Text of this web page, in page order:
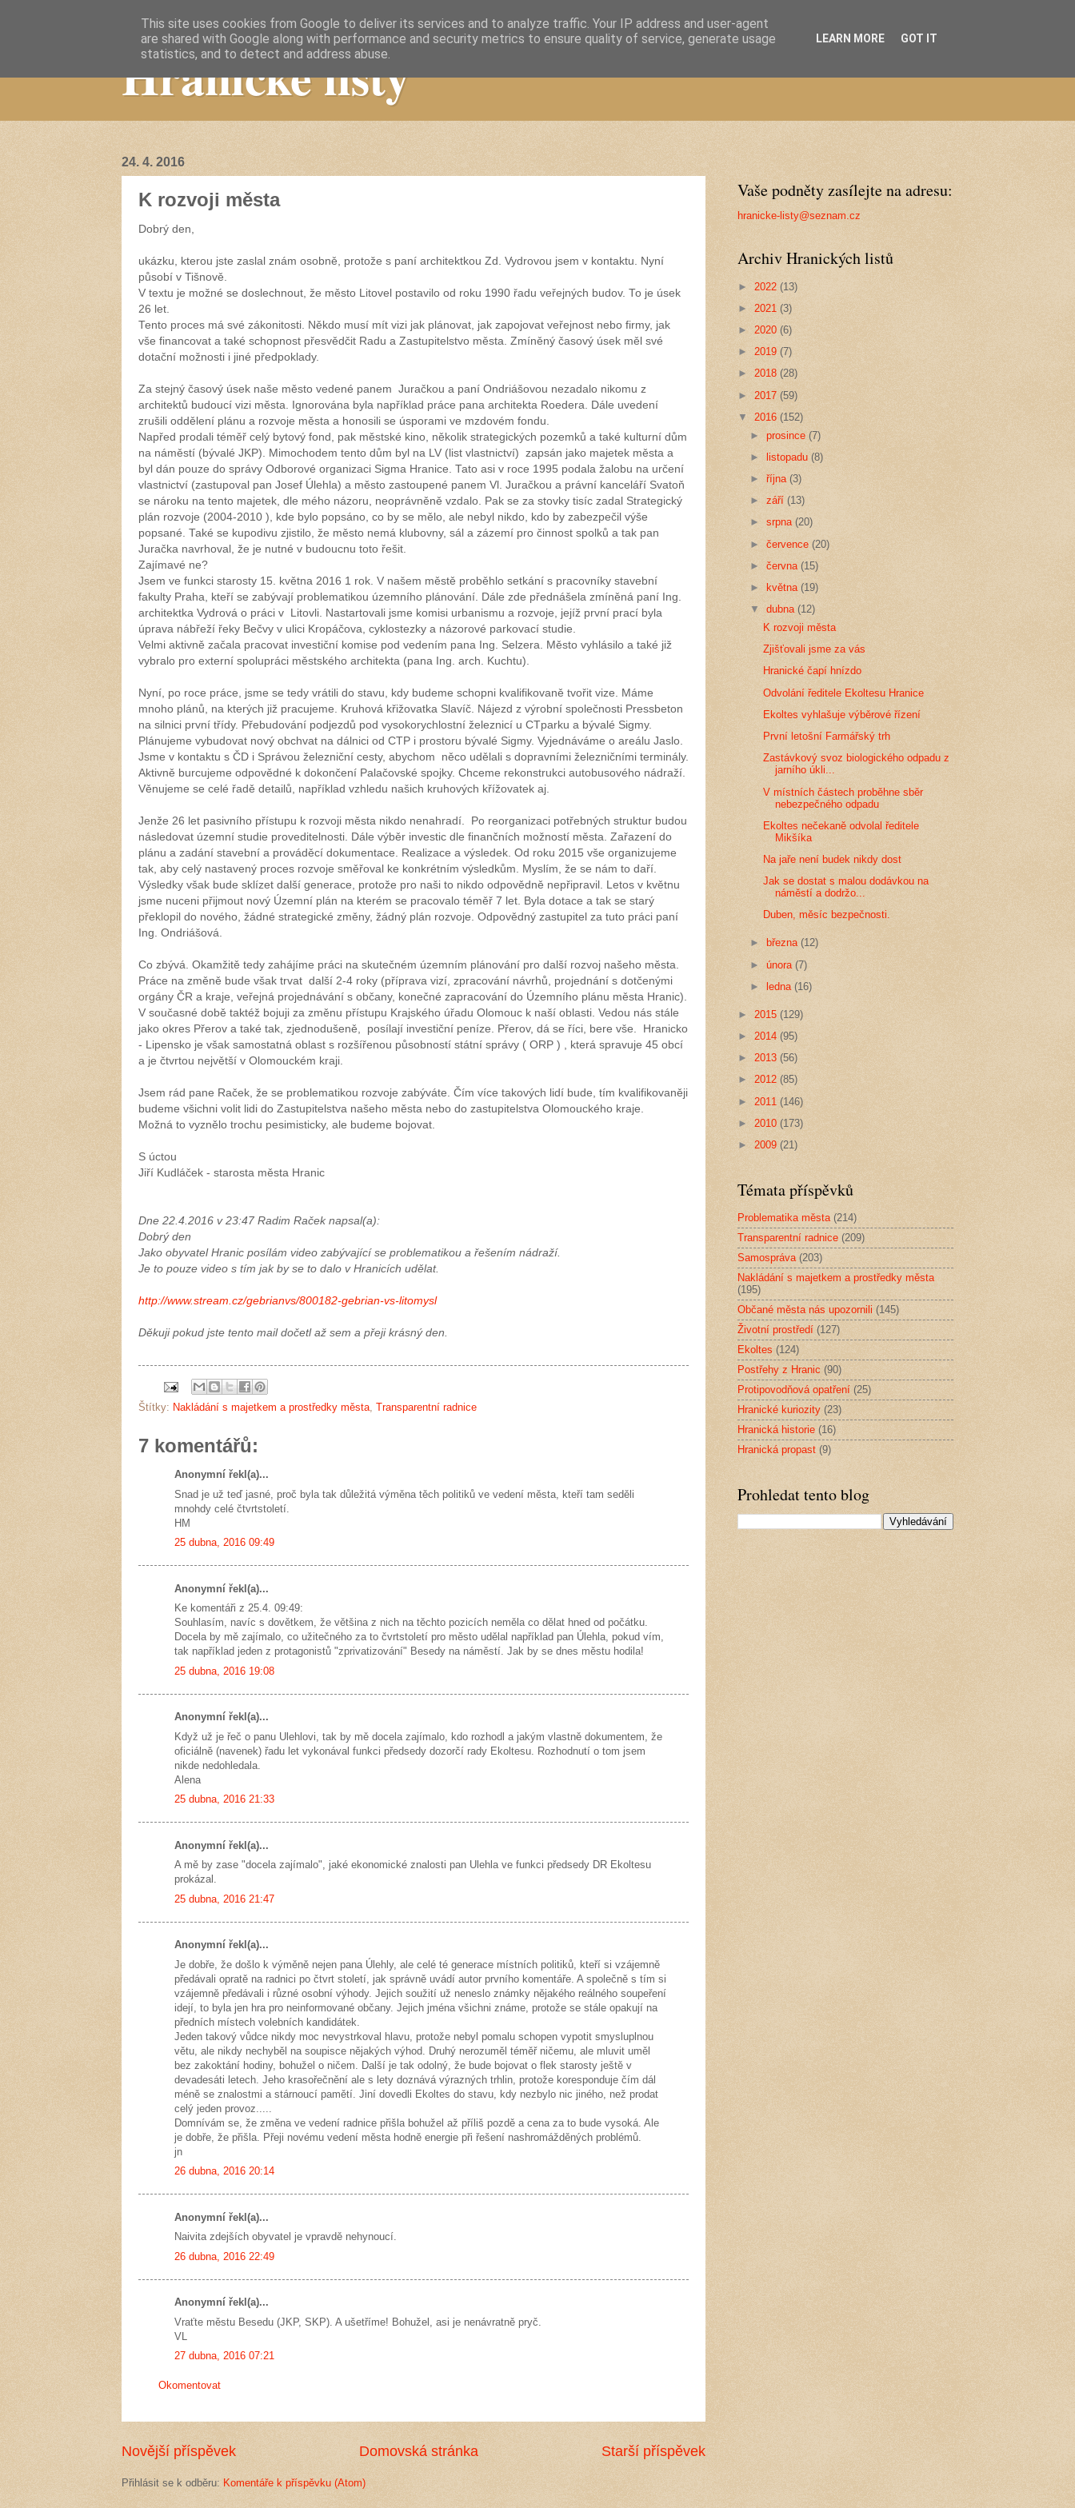
Hranické listy
24. 4. 2016
K rozvoji města
Dobrý den,
ukázku, kterou jste zaslal znám osobně, protože s paní architektkou Zd. Vydrovou jsem v kontaktu. Nyní
působí v Tišnově.
V textu je možné se doslechnout, že město Litovel postavilo od roku 1990 řadu veřejných budov. To je úsek
26 let.
Tento proces má své zákonitosti. Někdo musí mít vizi jak plánovat, jak zapojovat veřejnost nebo firmy, jak
vše financovat a také schopnost přesvědčit Radu a Zastupitelstvo města. Zmíněný časový úsek měl své
dotační možnosti i jiné předpoklady.
Za stejný časový úsek naše město vedené panem Juračkou a paní Ondriášovou nezadalo nikomu z
architektů budoucí vizi města. Ignorována byla například práce pana architekta Roedera. Dále uvedení
zrušili oddělení plánu a rozvoje města a honosili se úsporami ve mzdovém fondu.
Napřed prodali téměř celý bytový fond, pak městské kino, několik strategických pozemků a také kulturní dům
na náměstí (bývalé JKP). Mimochodem tento dům byl na LV (list vlastnictví) zapsán jako majetek města a
byl dán pouze do správy Odborové organizaci Sigma Hranice. Tato asi v roce 1995 podala žalobu na určení
vlastnictví (zastupoval pan Josef Úlehla) a město zastoupené panem Vl. Juračkou a právní kanceláří Svatoň
se nároku na tento majetek, dle mého názoru, neoprávněně vzdalo. Pak se za stovky tisíc zadal Strategický
plán rozvoje (2004-2010 ), kde bylo popsáno, co by se mělo, ale nebyl nikdo, kdo by zabezpečil výše
popsané. Také se kupodivu zjistilo, že město nemá klubovny, sál a zázemí pro činnost spolků a tak pan
Juračka navrhoval, že je nutné v budoucnu toto řešit.
Zajímavé ne?
Jsem ve funkci starosty 15. května 2016 1 rok. V našem městě proběhlo setkání s pracovníky stavební
fakulty Praha, kteří se zabývají problematikou územního plánování. Dále zde přednášela zmíněná paní Ing.
architektka Vydrová o práci v Litovli. Nastartovali jsme komisi urbanismu a rozvoje, jejíž první prací byla
úprava nábřeží řeky Bečvy v ulici Kropáčova, cyklostezky a názorové parkovací studie.
Velmi aktivně začala pracovat investiční komise pod vedením pana Ing. Selzera. Město vyhlásilo a také již
vybralo pro externí spolupráci městského architekta (pana Ing. arch. Kuchtu).
Nyní, po roce práce, jsme se tedy vrátili do stavu, kdy budeme schopni kvalifikovaně tvořit vize. Máme
mnoho plánů, na kterých již pracujeme. Kruhová křižovatka Slavíč. Nájezd z výrobní společnosti Pressbeton
na silnici první třídy. Přebudování podjezdů pod vysokorychlostní železnicí u CTparku a bývalé Sigmy.
Plánujeme vybudovat nový obchvat na dálnici od CTP i prostoru bývalé Sigmy. Vyjednáváme o areálu Jaslo.
Jsme v kontaktu s ČD i Správou železniční cesty, abychom něco udělali s dopravními železničními terminály.
Aktivně burcujeme odpovědné k dokončení Palačovské spojky. Chceme rekonstrukci autobusového nádraží.
Věnujeme se celé řadě detailů, například vzhledu našich kruhových křížovatek aj.
Jenže 26 let pasivního přístupu k rozvoji města nikdo nenahradí. Po reorganizaci potřebných struktur budou
následovat územní studie proveditelnosti. Dále výběr investic dle finančních možností města. Zařazení do
plánu a zadání stavební a prováděcí dokumentace. Realizace a výsledek. Od roku 2015 vše organizujeme
tak, aby celý nastavený proces rozvoje směřoval ke konkrétním výsledkům. Myslím, že se nám to daří.
Výsledky však bude sklízet další generace, protože pro naši to nikdo odpovědně nepřipravil. Letos v květnu
jsme nuceni přijmout nový Územní plán na kterém se pracovalo téměř 7 let. Byla dotace a tak se starý
překlopil do nového, žádné strategické změny, žádný plán rozvoje. Odpovědný zastupitel za tuto práci paní
Ing. Ondriášová.
Co zbývá. Okamžitě tedy zahájíme práci na skutečném územním plánování pro další rozvoj našeho města.
Práce na změně bude však trvat další 2-4 roky (příprava vizí, zpracování návrhů, projednání s dotčenými
orgány ČR a kraje, veřejná projednávání s občany, konečné zapracování do Územního plánu města Hranic).
V současné době taktéž bojuji za změnu přístupu Krajského úřadu Olomouc k naší oblasti. Vedou nás stále
jako okres Přerov a také tak, zjednodušeně, posílají investiční peníze. Přerov, dá se říci, bere vše. Hranicko
- Lipensko je však samostatná oblast s rozšířenou působností státní správy ( ORP ) , která spravuje 45 obcí
a je čtvrtou největší v Olomouckém kraji.
Jsem rád pane Raček, že se problematikou rozvoje zabýváte. Čím více takových lidí bude, tím kvalifikovaněji
budeme všichni volit lidi do Zastupitelstva našeho města nebo do zastupitelstva Olomouckého kraje.
Možná to vyznělo trochu pesimisticky, ale budeme bojovat.
S úctou
Jiří Kudláček - starosta města Hranic
Dne 22.4.2016 v 23:47 Radim Raček napsal(a):
Dobrý den
Jako obyvatel Hranic posílám video zabývající se problematikou a řešením nádraží.
Je to pouze video s tím jak by se to dalo v Hranicích udělat.
http://www.stream.cz/gebrianvs/800182-gebrian-vs-litomysl
Děkuji pokud jste tento mail dočetl až sem a přeji krásný den.
Štítky: Nakládání s majetkem a prostředky města, Transparentní radnice
7 komentářů:
Anonymní řekl(a)...
Snad je už teď jasné, proč byla tak důležitá výměna těch politiků ve vedení města, kteří tam seděli
mnohdy celé čtvrtstoletí.
HM
25 dubna, 2016 09:49
Anonymní řekl(a)...
Ke komentáři z 25.4. 09:49:
Souhlasím, navíc s dovětkem, že většina z nich na těchto pozicích neměla co dělat hned od počátku.
Docela by mě zajímalo, co užitečného za to čvrtstoletí pro město udělal například pan Úlehla, pokud vím,
tak například jeden z protagonistů "zprivatizování" Besedy na náměstí. Jak by se dnes městu hodila!
25 dubna, 2016 19:08
Anonymní řekl(a)...
Když už je řeč o panu Ulehlovi, tak by mě docela zajímalo, kdo rozhodl a jakým vlastně dokumentem, že
oficiálně (navenek) řadu let vykonával funkci předsedy dozorčí rady Ekoltesu. Rozhodnutí o tom jsem
nikde nedohledala.
Alena
25 dubna, 2016 21:33
Anonymní řekl(a)...
A mě by zase "docela zajímalo", jaké ekonomické znalosti pan Ulehla ve funkci předsedy DR Ekoltesu
prokázal.
25 dubna, 2016 21:47
Anonymní řekl(a)...
Je dobře, že došlo k výměně nejen pana Úlehly, ale celé té generace místních politiků, kteří si vzájemně
předávali opratě na radnici po čtvrt století, jak správně uvádí autor prvního komentáře. A společně s tím si
vzájemně předávali i různé osobní výhody. Jejich soužití už neneslo známky nějakého reálného soupeření
idejí, to byla jen hra pro neinformované občany. Jejich jména všichni známe, protože se stále opakují na
předních místech volebních kandidátek.
Jeden takový vůdce nikdy moc nevystrkoval hlavu, protože nebyl pomalu schopen vypotit smysluplnou
větu, ale nikdy nechyběl na soupisce nějakých výhod. Druhý nerozuměl téměř ničemu, ale mluvit uměl
bez zakoktání hodiny, bohužel o ničem. Další je tak odolný, že bude bojovat o flek starosty ještě v
devadesáti letech. Jeho krasořečnění ale s lety doznává výrazných trhlin, protože koresponduje čím dál
méně se znalostmi a stárnoucí pamětí. Jiní dovedli Ekoltes do stavu, kdy nezbylo nic jiného, než prodat
celý jeden provoz.....
Domnívám se, že změna ve vedení radnice přišla bohužel až příliš pozdě a cena za to bude vysoká. Ale
je dobře, že přišla. Přeji novému vedení města hodně energie při řešení nashromážděných problémů.
jn
26 dubna, 2016 20:14
Anonymní řekl(a)...
Naivita zdejších obyvatel je vpravdě nehynoucí.
26 dubna, 2016 22:49
Anonymní řekl(a)...
Vraťte městu Besedu (JKP, SKP). A ušetříme! Bohužel, asi je nenávratně pryč.
VL
27 dubna, 2016 07:21
Okomentovat
Novější příspěvek Starší příspěvek
Domovská stránka
Přihlásit se k odběru: Komentáře k příspěvku (Atom)
Vaše podněty zasílejte na adresu:
hranicke-listy@seznam.cz
Archiv Hranických listů
► 2022 (13)
► 2021 (3)
► 2020 (6)
► 2019 (7)
► 2018 (28)
► 2017 (59)
▼ 2016 (152)
►prosince(7)
►
listopadu (8)
►října(3)
►září (13)
►srpna(20)
►července(20)
►června(15)
►
května (19)
▼dubna(12)
K rozvoji města
Zjišťovali jsme za vás
Hranické čapí hnízdo
Odvolání ředitele Ekoltesu Hranice
Ekoltes vyhlašuje výběrové řízení
První letošní Farmářský trh
Zastávkový svoz biologického odpadu z
jarního úkli...
V místních částech proběhne sběr
nebezpečného odpadu
Ekoltes nečekaně odvolal ředitele
Mikšíka
Na jaře není budek nikdy dost
Jak se dostat s malou dodávkou na
náměstí a dodržo...
Duben, měsíc bezpečnosti.
► března(12)
►února(7)
►
ledna(16)
► 2015 (129)
► 2014 (95)
► 2013 (56)
► 2012 (85)
► 2011 (146)
► 2010 (173)
► 2009 (21)
Témata příspěvků
Problematika města (214)
Transparentní radnice (209)
Samospráva (203)
Nakládání s majetkem a prostředky města
(195)
Občané města nás upozornili (145)
Životní prostředí (127)
Ekoltes (124)
Postřehy z Hranic (90)
Protipovodňová opatření (25)
Hranické kuriozity (23)
Hranická historie (16)
Hranická propast (9)
Prohledat tento blog
This site uses cookies from Google to deliver its services and to analyze traffic. Your IP address and user-agent
are shared with Google along with performance and security metrics to ensure quality of service, generate usage
statistics, and to detect and address abuse.
LEARN MORE GOT IT